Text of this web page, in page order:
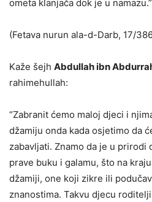
ometa klanjača dok je u namazu.”
(Fetava nurun ala-d-Darb, 17/
Kaže šejh Abdullah ibn
rahimehullah:
“Zabranit ćemo maloj djeci i
džamiju onda kada osjetimo da
zabavljati. Znamo da je u prirodi
prave buku i galamu, što na
džamiji, one koji zikre ili
znanostima. Takvu djecu